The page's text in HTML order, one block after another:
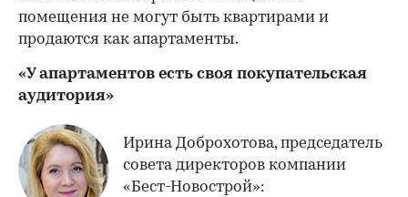
помещения не могут быть квартирами и
продаются как апартаменты.
«У апартаментов есть своя покупательская
аудитория»
Ирина Доброхотова, председатель
совета директоров компании
«Бест-Новострой»: